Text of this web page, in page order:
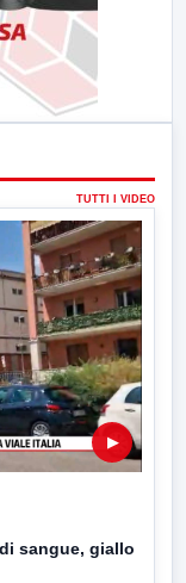
TUTTI I VIDEO
▶
sangue, giallo